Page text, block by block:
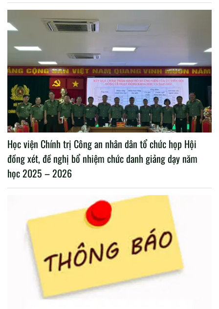
Học viện Chính trị Công an nhân dân tổ chức họp Hội
đồng xét, đề nghị bổ nhiệm chức danh giảng dạy năm
học 2025 – 2026